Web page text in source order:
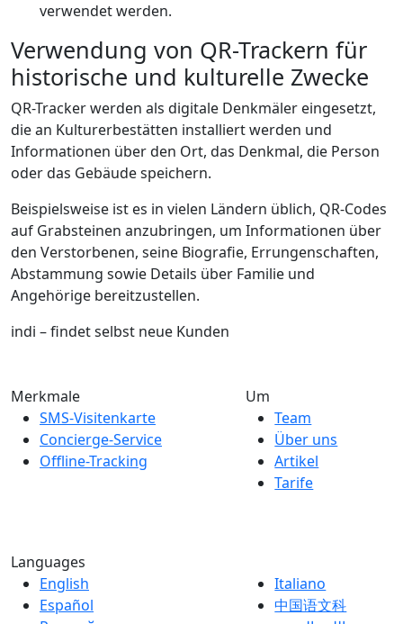
verwendet werden.
Verwendung von QR-Trackern für
historische und kulturelle Zwecke
QR-Tracker werden als digitale Denkmäler eingesetzt,
die an Kulturerbestätten installiert werden und
Informationen über den Ort, das Denkmal, die Person
oder das Gebäude speichern.
Beispielsweise ist es in vielen Ländern üblich, QR-Codes
auf Grabsteinen anzubringen, um Informationen über
den Verstorbenen, seine Biografie, Errungenschaften,
Abstammung sowie Details über Familie und
Angehörige bereitzustellen.
indi – findet selbst neue Kunden
Merkmale
SMS-Visitenkarte
Concierge-Service
Offline-Tracking
Um
Team
Über uns
Artikel
Tarife
Languages
English
Español
Italiano
中国语文科